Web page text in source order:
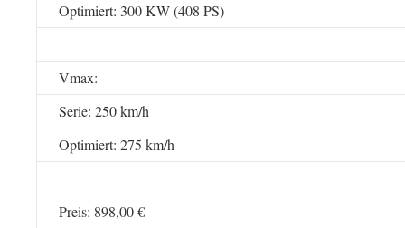
Optimiert: 300 KW (408 PS)
Vmax:
Serie: 250 km/h
Optimiert: 275 km/h
Preis: 898,00 €